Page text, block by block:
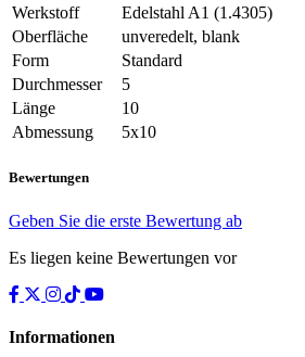
Werkstoff
Edelstahl A1 (1.4305)
Oberfläche
unveredelt, blank
Form
Standard
Durchmesser
5
Länge
10
Abmessung
5x10
Bewertungen
Geben Sie die erste Bewertung ab
Es liegen keine Bewertungen vor
Informationen